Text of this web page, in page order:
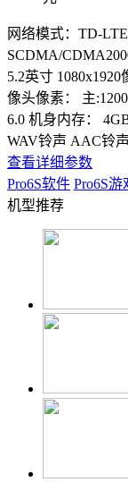
网络模式：TD-
SCDMA/
5.2英寸 1080x1920
像头像素： 主
6.0 机身内存：
WAV铃声 AAC铃
查看详细参数
Pro6S软件 Pro6S游
机型推荐